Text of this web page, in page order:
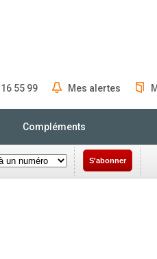
55 99 Mes alertes
Compléments
S'abonner